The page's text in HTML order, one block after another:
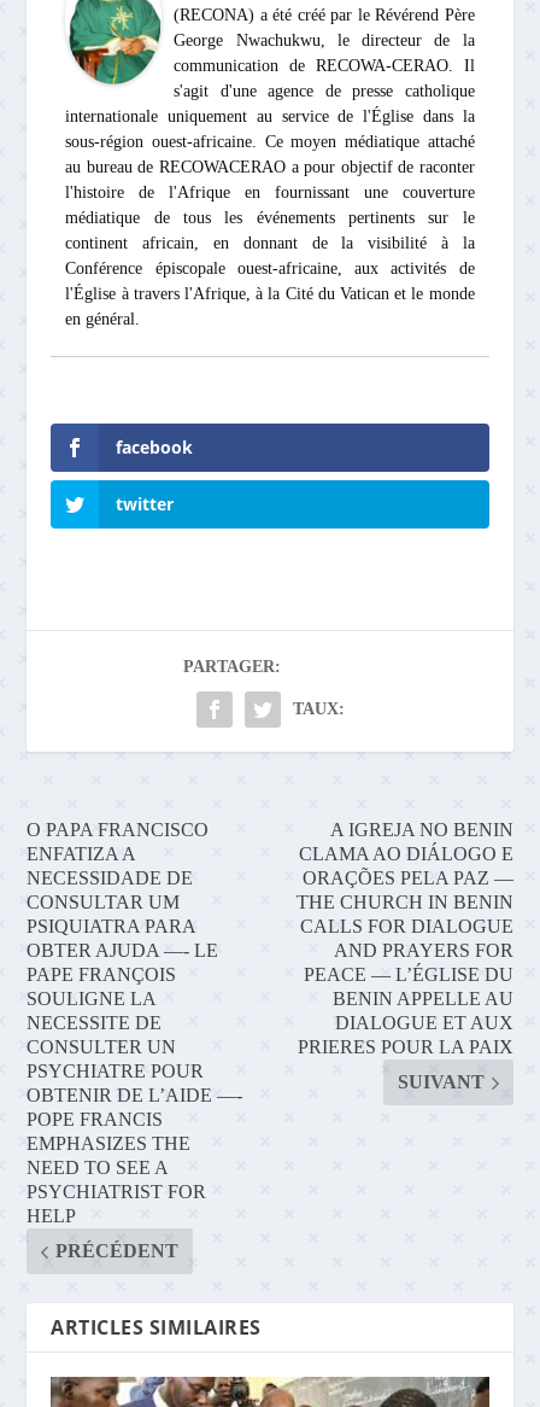
(RECONA) a été créé par le Révérend Père
George Nwachukwu, le directeur de la
communication de RECOWA-CERAO. Il
s'agit d'une agence de presse catholique
internationale uniquement au service de l'Église dans la
sous-région ouest-africaine. Ce moyen médiatique attaché
au bureau de RECOWACERAO a pour objectif de raconter
l'histoire de l'Afrique en fournissant une couverture
médiatique de tous les événements pertinents sur le
continent africain, en donnant de la visibilité à la
Conférence épiscopale ouest-africaine, aux activités de
l'Église à travers l'Afrique, à la Cité du Vatican et le monde
en général.
facebook
twitter
PARTAGER:
TAUX:
O PAPA FRANCISCO
ENFATIZA A
NECESSIDADE DE
CONSULTAR UM
PSIQUIATRA PARA
OBTER AJUDA —- LE
PAPE FRANÇOIS
SOULIGNE LA
NECESSITE DE
CONSULTER UN
PSYCHIATRE POUR
OBTENIR DE L’AIDE —-
POPE FRANCIS
EMPHASIZES THE
NEED TO SEE A
PSYCHIATRIST FOR
HELP
PRÉCÉDENT
A IGREJA NO BENIN
CLAMA AO DIÁLOGO E
ORAÇÕES PELA PAZ —
THE CHURCH IN BENIN
CALLS FOR DIALOGUE
AND PRAYERS FOR
PEACE — L’ÉGLISE DU
BENIN APPELLE AU
DIALOGUE ET AUX
PRIERES POUR LA PAIX
SUIVANT
ARTICLES SIMILAIRES